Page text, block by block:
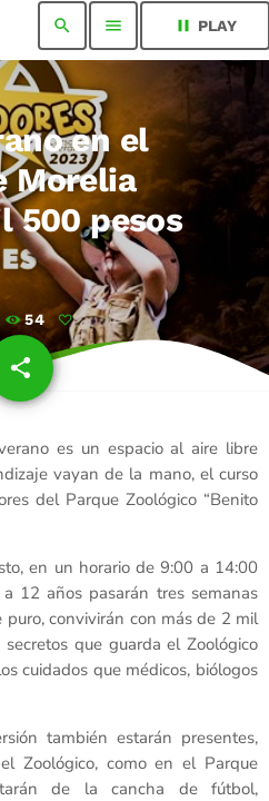
search menu pause PLAY
en el
Morelia
500 pesos
54
share
email
es un espacio al aire libre
vayan de la mano, el curso
del Parque Zoológico “Benito
en un horario de 9:00 a 14:00
12 años pasarán tres semanas
convivirán con más de 2 mil
que guarda el Zoológico
cuidados que médicos, biólogos
también estarán presentes,
Zoológico, como en el Parque
de la cancha de fútbol,